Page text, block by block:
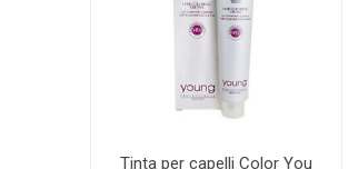
Tinta per capelli Color You